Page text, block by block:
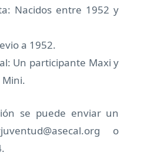
Nacidos entre 1952 y
a 1952.
Un participante Maxi y
se puede enviar un
o